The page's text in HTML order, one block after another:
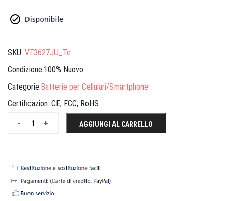
SKU: VE3627JU_Te
Condizione:100% Nuovo
Categorie:Batterie per Cellulari/Smartphone
Certificazion: CE, FCC, RoHS
+
- AGGIUNGI AL CARRELLO